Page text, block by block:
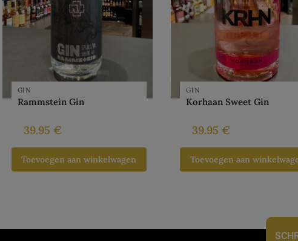
GIN
Rammstein Gin
39.95 €
Toevoegen aan winkelwagen
GIN
Korhaan Sweet Gin
39.95 €
Toevoegen aan